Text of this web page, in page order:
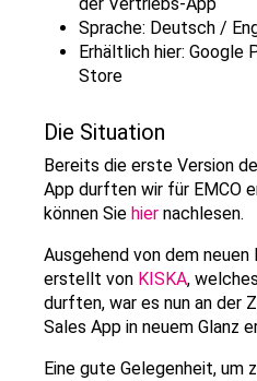
Sprache: Deutsch /
Erhältlich hier:
Store
Die Situation
Bereits die erste Version
App durften wir für EMCO
können Sie hier nachlesen.
Ausgehend von dem
erstellt von KISKA,
durften, war es nun an der
Sales App in neuem Glanz
Eine gute Gelegenheit, um